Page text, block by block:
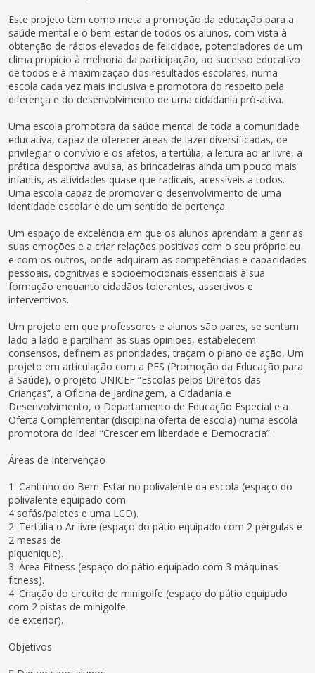
Este projeto tem como meta a promoção da educação para a
saúde mental e o bem-estar de todos os alunos, com vista à
obtenção de rácios elevados de felicidade, potenciadores de um
clima propício à melhoria da participação, ao sucesso educativo
de todos e à maximização dos resultados escolares, numa
escola cada vez mais inclusiva e promotora do respeito pela
diferença e do desenvolvimento de uma cidadania pró-ativa.
Uma escola promotora da saúde mental de toda a comunidade
educativa, capaz de oferecer áreas de lazer diversificadas, de
privilegiar o convívio e os afetos, a tertúlia, a leitura ao ar livre, a
prática desportiva avulsa, as brincadeiras ainda um pouco mais
infantis, as atividades quase que radicais, acessíveis a todos.
Uma escola capaz de promover o desenvolvimento de uma
identidade escolar e de um sentido de pertença.
Um espaço de excelência em que os alunos aprendam a gerir as
suas emoções e a criar relações positivas com o seu próprio eu
e com os outros, onde adquiram as competências e capacidades
pessoais, cognitivas e socioemocionais essenciais à sua
formação enquanto cidadãos tolerantes, assertivos e
interventivos.
Um projeto em que professores e alunos são pares, se sentam
lado a lado e partilham as suas opiniões, estabelecem
consensos, definem as prioridades, traçam o plano de ação, Um
projeto em articulação com a PES (Promoção da Educação para
a Saúde), o projeto UNICEF “Escolas pelos Direitos das
Crianças”, a Oficina de Jardinagem, a Cidadania e
Desenvolvimento, o Departamento de Educação Especial e a
Oferta Complementar (disciplina oferta de escola) numa escola
promotora do ideal “Crescer em liberdade e Democracia”.
Áreas de Intervenção
1. Cantinho do Bem-Estar no polivalente da escola (espaço do
polivalente equipado com
4 sofás/paletes e uma LCD).
2. Tertúlia o Ar livre (espaço do pátio equipado com 2 pérgulas e
2 mesas de
piquenique).
3. Área Fitness (espaço do pátio equipado com 3 máquinas
fitness).
4. Criação do circuito de minigolfe (espaço do pátio equipado
com 2 pistas de minigolfe
de exterior).
Objetivos